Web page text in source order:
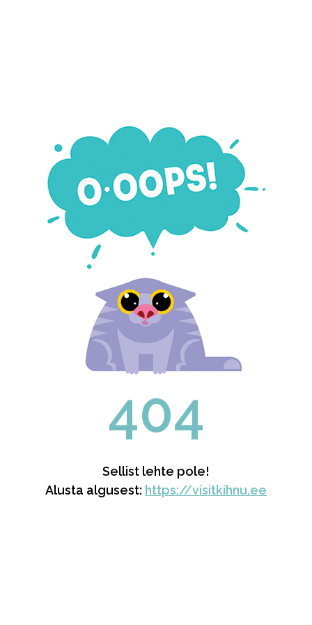
404
Sellist lehte pole!
Alusta algusest: https://visitkihnu.ee